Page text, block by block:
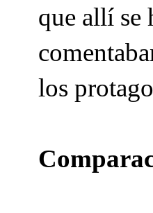
que allí se
los